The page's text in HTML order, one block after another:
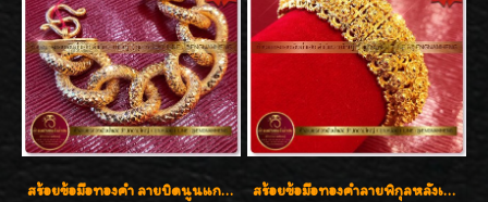
สร้อยข้อมือทองคำ ลายบิดนูนแกะลาย ทองคำ 96.5% น้ำหนัก 5 บาท สวยค่ะ สร้อยข้อมือทองคำลายพิกุลหลังเต่า น้ำหนัก 86.6g ( 5.71 บาท ) หน้ากว้าง 20 มิล